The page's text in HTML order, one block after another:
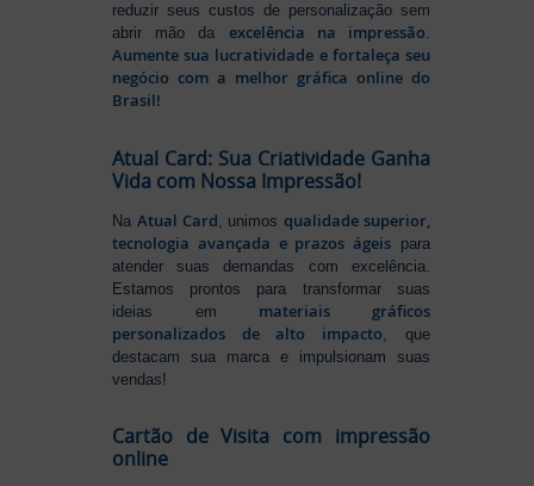
reduzir seus custos de personalização sem
abrir mão da excelência na impressão.
Aumente sua lucratividade e fortaleça seu
negócio com a melhor gráfica online do
Brasil!
Atual Card: Sua Criatividade Ganha
Vida com Nossa Impressão!
Na Atual Card , unimos qualidade superior,
tecnologia avançada e prazos ágeispara
atender suas demandas com excelência.
Estamos prontos para transformar suas
ideias em materiais gráficos
personalizados de alto impacto , que
destacam sua marca e impulsionam suas
vendas!
Cartão de Visita com impressão
online